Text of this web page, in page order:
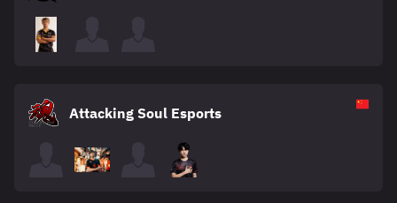
Attacking Soul Esports